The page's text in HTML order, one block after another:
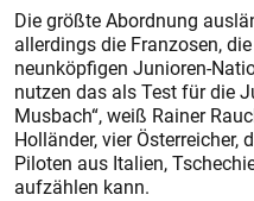
Die größte Abordnung
allerdings die Franzosen,
neunköpfigen Junioren-
nutzen das als Test für die
Musbach“, weiß Rainer
Holländer, vier Österreicher,
Piloten aus Italien,
aufzählen kann.